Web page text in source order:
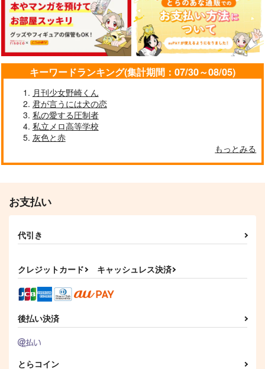
超新星アイドルゼノち
ゃん
うさぎ小屋。
629円
スタンリー×Dr.XENO
サンプル
作品詳細
うさぎ詰め2
電子頭脳学
787円（税込）
中原中也×太宰治
サンプル
S0MEH0W
うさぎ炒飯
787円（税込）
早川アキ×天使の悪魔
サンプル
TeamRABI
3,144円 （税込）
うさぎ
タさん
3,144
ネコうさぎ
キーワードランキング(集計期間：07/30～08/05)
月刊少女野崎くん
君が言うには犬の恋
私の愛する圧制者
私立メロ高等学校
灰色と赤
もっとみる
お支払い
代引き
クレジットカード キャッシュレス決済
後払い決済
とらコイン